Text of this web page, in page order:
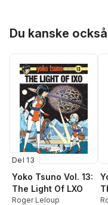
Du kanske
Del 13
Yoko Tsuno Vol. 13:
The Light Of LXO
Roger Leloup